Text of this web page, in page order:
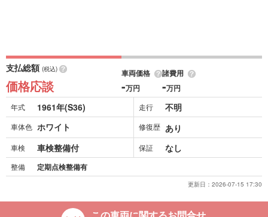
支払総額 (税込)
価格応談
車両価格
-万円
諸費用
-万円
年式 1961年(S36) 走行 不明
車体色 ホワイト 修復歴 あり
車検 車検整備付 保証 なし
整備 定期点検整備有
更新日： 2026-07-15 17:30